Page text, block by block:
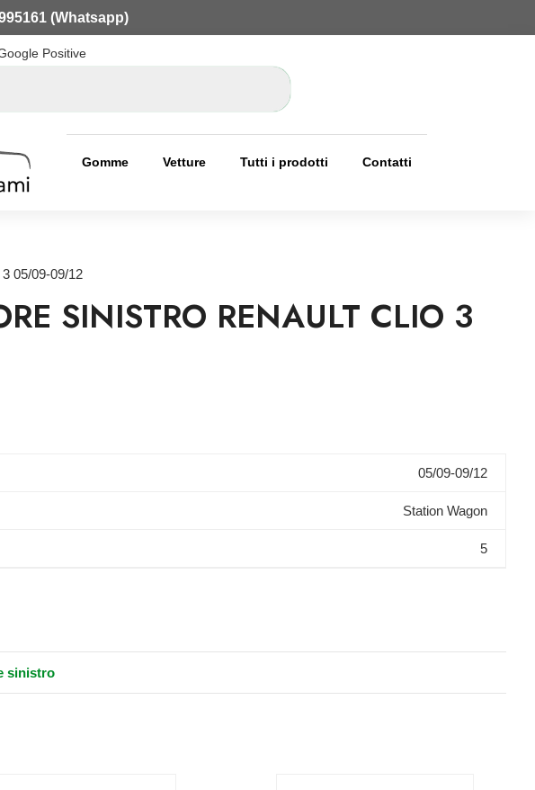
(Whatsapp)
Positive
Gomme Vetture Tutti i prodotti Contatti
05/09-09/12
SINISTRO RENAULT CLIO 3
05/09-09/12
Station Wagon
5
sinistro